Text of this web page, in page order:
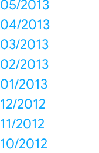
05/2013
04/2013
03/2013
02/2013
01/2013
12/2012
11/2012
10/2012